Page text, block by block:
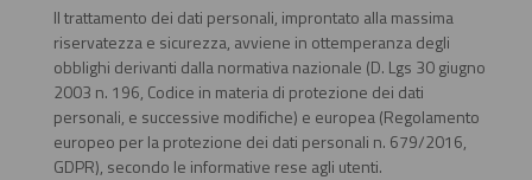
Il trattamento dei dati personali, improntato alla massima
riservatezza e sicurezza, avviene in ottemperanza degli
obblighi derivanti dalla normativa nazionale (D. Lgs 30 giugno
2003 n. 196, Codice in materia di protezione dei dati
personali, e successive modifiche) e europea (Regolamento
europeo per la protezione dei dati personali n. 679/2016,
GDPR), secondo le informative rese agli utenti.